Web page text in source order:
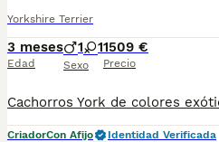
Yorkshire Terrier
3 meses
Edad
1 1
Sexo
1509 €
Precio
CriadorCon Afijo
Identidad Verificada